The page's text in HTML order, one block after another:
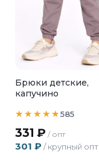
Брюки детские,
капучино
585
331 ₽ / опт
301 ₽ / крупный опт